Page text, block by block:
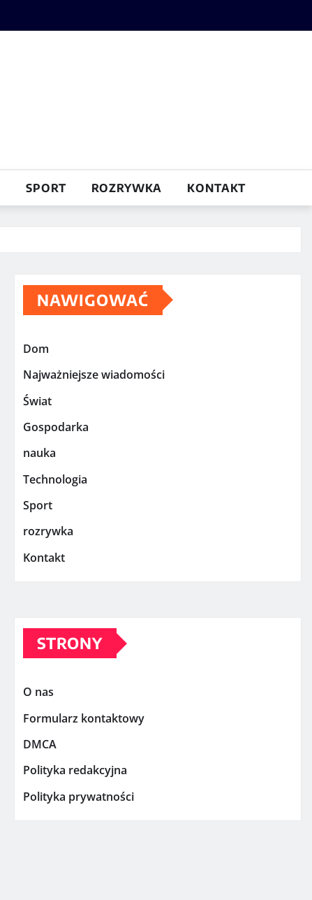
SPORT ROZRYWKA KONTAKT
NAWIGOWAĆ
Dom
Najważniejsze wiadomości
Świat
Gospodarka
nauka
Technologia
Sport
rozrywka
Kontakt
STRONY
O nas
Formularz kontaktowy
DMCA
Polityka redakcyjna
Polityka prywatności